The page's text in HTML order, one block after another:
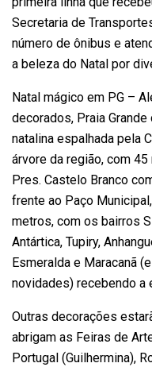
Secretaria de
número de ônibus e
a beleza do Natal por
Natal mágico em PG –
decorados, Praia
natalina espalhada pela
árvore da região, com
Pres. Castelo Branco
frente ao Paço
metros, com os bairros
Antártica, Tupiry,
Esmeralda e Maracanã
novidades) recebendo a
Outras decorações
abrigam as Feiras de
Portugal (Guilhermina),